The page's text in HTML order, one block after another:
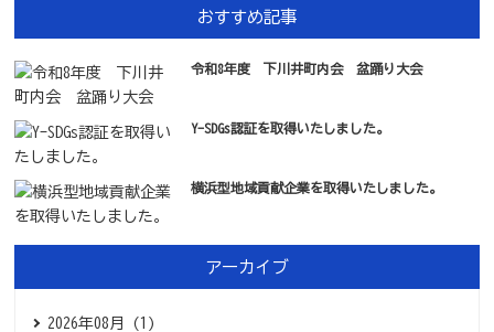
おすすめ記事
令和8年度 下川井町内会 盆踊り大会
Y-SDGs認証を取得いたしました。
横浜型地域貢献企業を取得いたしました。
アーカイブ
2026年08月 (1)